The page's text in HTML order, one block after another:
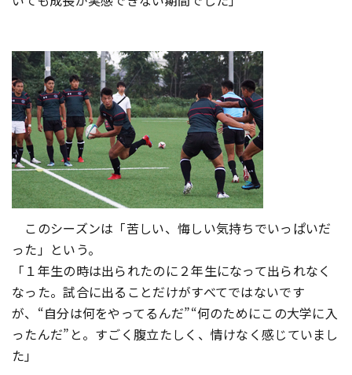
このシーズンは「苦しい、悔しい気持ちでいっぱいだ
った」という。
「１年生の時は出られたのに２年生になって出られなく
なった。試合に出ることだけがすべてではないです
が、“自分は何をやってるんだ”“何のためにこの大学に入
ったんだ”と。すごく腹立たしく、情けなく感じていまし
た」